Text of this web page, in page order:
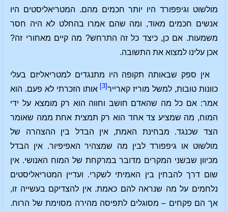
מולשוט וגיפפורד היו יותר חכמים מהם. המטריאליסטים היו
אנשים חכמים מאוד, ומה שהם אמרו בהחלט לא היה חסר
משמעות. אם כן, כיצד כל זה התרחש? מה קיים מאחורי זה?
אכן עלינו למצוא את התשובה.
אין ספק שבאותה תקופה היו מתנגדים למטריאליזם בעלי
כוונות טובות, למשל מוריז קארייר[3]
אותו הזכרתי לא פעם. הוא
אמר: אם כל מה שהאדם חושב וחווה הוא רק מומצא על ידי
המוח, מה שמציע צד אחד הוא רק תמצית אחת ממה שאומר
הצד שכנגד. מבחינת האמת, אין הבדל בין ההצהרה של
מולשוט או גיפפורד לבין מה שמצהיר האפיפיור. אין הבדל
מכיוון שבשני המקרים מדובר במרקחת של המוח האנושי. אין
שום דרך להבחין בין האמיתי לשקרי. ועדיין המטריאליסטים
נלחמים על מה שנראה להם כאמת. אין להצדיקם בעשייה זו,
אך הם פִקחים – מסוגלים לתפיסה מהירה מסוימת של הרוח.